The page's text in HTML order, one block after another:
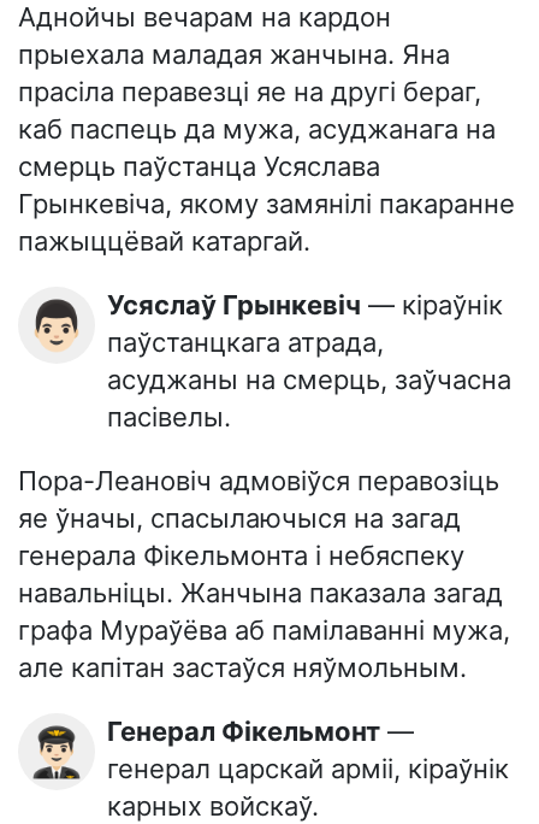
Аднойчы вечарам на кардон
прыехала маладая жанчына. Яна
прасіла перавезці яе на другі бераг,
каб паспець да мужа, асуджанага на
смерць паўстанца Усяслава
Грынкевіча, якому замянілі пакаранне
пажыццёвай катаргай.
👨🏻 Усяслаў Грынкевіч — кіраўнік
паўстанцкага атрада,
асуджаны на смерць, заўчасна
пасівелы.
Пора-Леановіч адмовіўся перавозіць
яе ўначы, спасылаючыся на загад
генерала Фікельмонта і небяспеку
навальніцы. Жанчына паказала загад
графа Мураўёва аб памілаванні мужа,
але капітан застаўся няўмольным.
👨🏻‍✈️ Генерал Фікельмонт —
генерал царскай арміі, кіраўнік
карных войскаў.